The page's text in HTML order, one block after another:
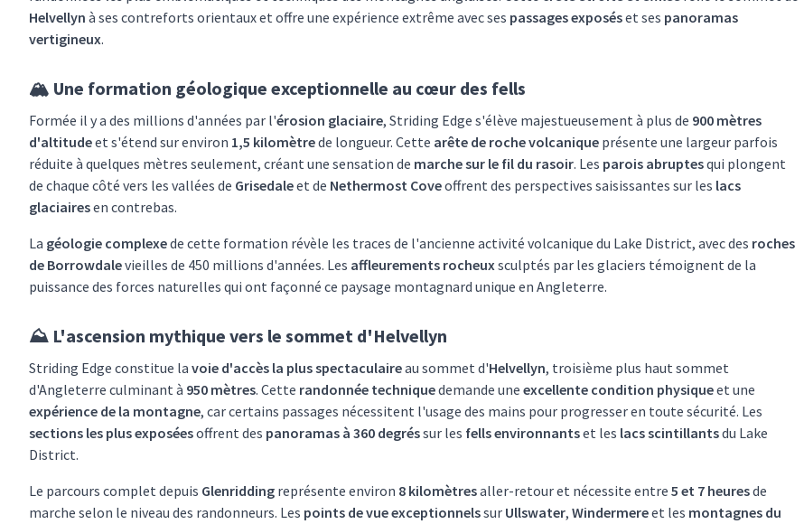
Helvellyn à ses contreforts orientaux et offre une expérience extrême avec ses passages exposéset ses panoramas
vertigineux.
🏔️ Une formation géologique exceptionnelle au cœur des fells
Formée il y a des millions d'années par l'érosion glaciaire, Striding Edge s'élève majestueusement à plus de 900 mètres
d'altitudeet s'étend sur environ 1,5 kilomètrede longueur. Cette arête de roche volcanique présente une largeur parfois
réduite à quelques mètres seulement, créant une sensation de marche sur le fil du rasoir. Les parois abruptesqui plongent
de chaque côté vers les vallées de Grisedaleet de Nethermost Coveoffrent des perspectives saisissantes sur les lacs
glaciairesen contrebas.
La géologie complexede cette formation révèle les traces de l'ancienne activité volcanique du Lake District, avec des roches
de Borrowdalevieilles de 450 millions d'années. Les affleurements rocheuxsculptés par les glaciers témoignent de la
puissance des forces naturelles qui ont façonné ce paysage montagnard unique en Angleterre.
⛰️ L'ascension mythique vers le sommet d'Helvellyn
Striding Edge constitue la voie d'accès la plus spectaculaireau sommet d'Helvellyn, troisième plus haut sommet
d'Angleterre culminant à 950 mètres. Cette randonnée techniquedemande une excellente condition physiqueet une
expérience de la montagne, car certains passages nécessitent l'usage des mains pour progresser en toute sécurité. Les
sections les plus exposéesoffrent des panoramas à 360 degréssur les fells environnantset les lacs scintillantsdu Lake
District.
Le parcours complet depuis Glenridding représente environ 8 kilomètresaller-retour et nécessite entre 5 et 7 heuresde
marche selon le niveau des randonneurs. Les points de vue exceptionnelssur Ullswater, Windermereet les montagnes du